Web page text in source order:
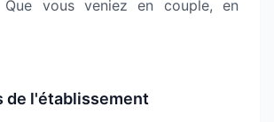
Que vous veniez en couple, en
de l'établissement